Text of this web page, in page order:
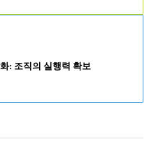
: 조직의 실행력 확보